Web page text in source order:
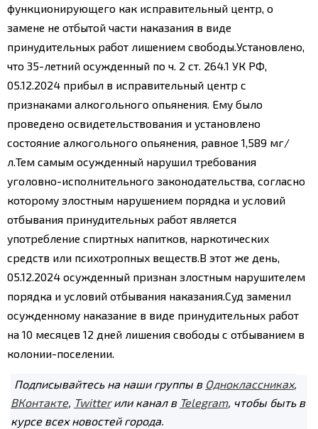
функционирующего как исправительный центр, о
замене не отбытой части наказания в виде
принудительных работ лишением свободы.Установлено,
что 35-летний осужденный по ч. 2 ст. 264.1 УК РФ,
05.12.2024 прибыл в исправительный центр с
признаками алкогольного опьянения. Ему было
проведено освидетельствования и установлено
состояние алкогольного опьянения, равное 1,589 мг/
л.Тем самым осужденный нарушил требования
уголовно-исполнительного законодательства, согласно
которому злостным нарушением порядка и условий
отбывания принудительных работ является
употребление спиртных напитков, наркотических
средств или психотропных веществ. В этот же день,
05.12.2024 осужденный признан злостным нарушителем
порядка и условий отбывания наказания.Суд заменил
осужденному наказание в виде принудительных работ
на 10 месяцев 12 дней лишения свободы с отбыванием в
колонии-поселении.
Подписывайтесь на наши группы в Одноклассниках,
ВКонтакте, Twitterили канал в Telegram, чтобы быть в
курсе всех новостей города.